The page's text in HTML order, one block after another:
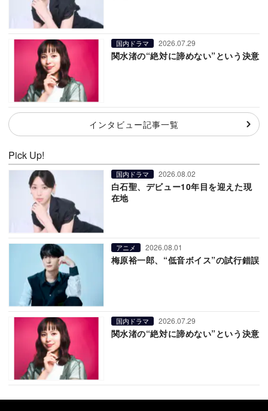
国内ドラマ 2026.07.29
関水渚の“絶対に諦めない”という決意
インタビュー記事一覧
Pick Up!
国内ドラマ 2026.08.02
白石聖、デビュー10年目を迎えた現
在地
アニメ 2026.08.01
梅原裕一郎、“低音ボイス”の試行錯誤
国内ドラマ 2026.07.29
関水渚の“絶対に諦めない”という決意